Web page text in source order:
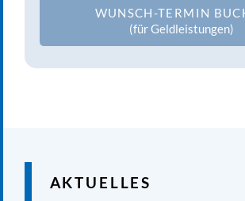
WUNSCH-TERMIN
(für Geldleistungen)
AKTUELLES